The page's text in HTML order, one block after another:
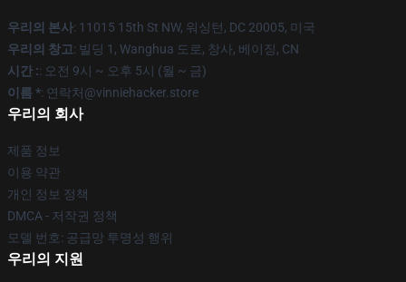
우리의 본사: 11015 15th St NW, 워싱턴, DC 20005, 미국
우리의 창고: 빌딩 1, Wanghua 도로, 창사, 베이징, CN
시간 :: 오전 9시 ~ 오후 5시 (월 ~ 금)
이름 *: 연락처@vinniehacker.store
우리의 회사
제품 정보
이용 약관
개인 정보 정책
DMCA - 저작권 정책
모델 번호: 공급망 투명성 행위
우리의 지원